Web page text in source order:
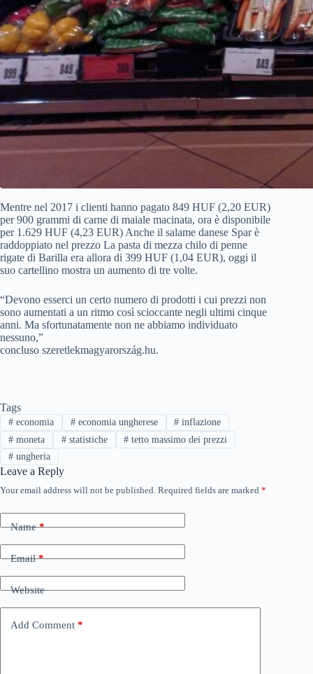
Mentre nel 2017 i clienti hanno pagato 849 HUF (2,20 EUR)
per 900 grammi di carne di maiale macinata, ora è disponibile
per 1.629 HUF (4,23 EUR) Anche il salame danese Spar è
raddoppiato nel prezzo La pasta di mezza chilo di penne
rigate di Barilla era allora di 399 HUF (1,04 EUR), oggi il
suo cartellino mostra un aumento di tre volte.
“Devono esserci un certo numero di prodotti i cui prezzi non
sono aumentati a un ritmo così scioccante negli ultimi cinque
anni. Ma sfortunatamente non ne abbiamo individuato
nessuno,”
concluso szeretlekmagyarország.hu.
Tags
#economia #economia ungherese # inflazione
#moneta #statistiche # tetto massimo dei prezzi
#ungheria
Leave a Reply
Your email address will not be published. Required fields are marked *
Name*
Email*
Website
Add Comment *